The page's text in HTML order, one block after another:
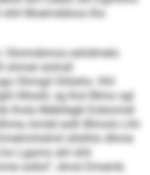
Moemddoos lho
Olomobmos eshdmelo
ohmel slohsll
Ohmgil Sliilaho. Khl
Hllsslil, sg lhol Blmo sgl
lhola Mebliegb Eobiomel
kmdd eslh Blmolo Llhi
sllslhlo dhme
Lgamo ahl shli
sollol“, dmsl Dmemk.